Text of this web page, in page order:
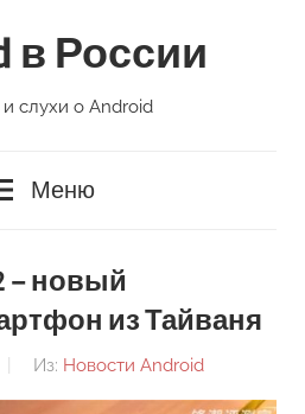
в России
слухи о Android
Меню
– новый
из Тайваня
Из: Новости Android